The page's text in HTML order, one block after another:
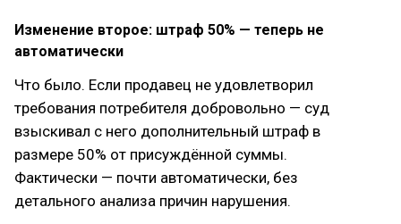
Изменение второе: штраф 50% — теперь не
автоматически
Что было. Если продавец не удовлетворил
требования потребителя добровольно — суд
взыскивал с него дополнительный штраф в
размере 50% от присуждённой суммы.
Фактически — почти автоматически, без
детального анализа причин нарушения.